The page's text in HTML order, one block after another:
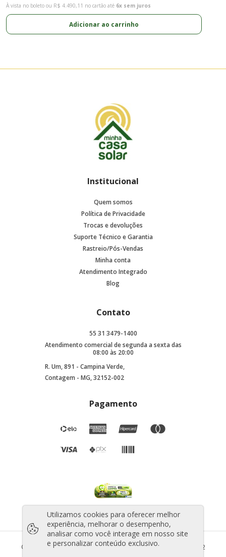
À vista no boleto ou R$ 4.490,11 no cartão até 6x sem juros
Adicionar ao carrinho
Institucional
Quem somos
Política de Privacidade
Trocas e devoluções
Suporte Técnico e Garantia
Rastreio/Pós-Vendas
Minha conta
Atendimento Integrado
Blog
Contato
55 31 3479-1400
Atendimento comercial de segunda a sexta das
08:00 às 20:00
R. Um, 891 - Campina Verde,
Contagem - MG, 32152-002
Pagamento
©2025 Todos os direitos reservados - CNPJ: 44.706.010/0001-12
Utilizamos cookies para oferecer melhor
experiência, melhorar o desempenho,
analisar como você interage em nosso site
e personalizar conteúdo exclusivo.